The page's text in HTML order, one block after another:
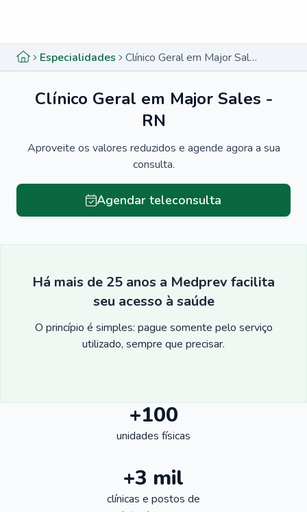
Especialidades Clínico Geral em Major Sales - RN
Clínico Geral em Major Sales -
RN
Aproveite os valores reduzidos e agende agora a sua
consulta.
Agendar teleconsulta
Há mais de 25 anos a Medprev facilita
seu acesso à saúde
O princípio é simples: pague somente pelo serviço
utilizado, sempre que precisar.
+100
unidades físicas
+3 mil
clínicas e postos de